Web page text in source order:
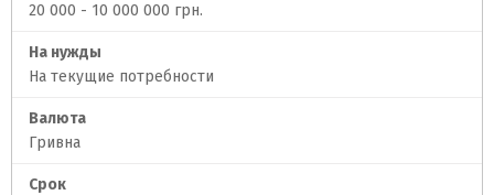
20 000 - 10 000 000 грн.
На нужды
На текущие потребности
Валюта
Гривна
Срок